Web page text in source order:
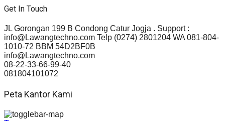
Get In Touch
JL Gorongan 199 B Condong Catur Jogja . Support :
info@Lawangtechno.com Telp (0274) 2801204 WA 081-804-
1010-72 BBM 54D2BF0B
info@Lawangtechno.com
08-22-33-66-99-40
081804101072
Peta Kantor Kami